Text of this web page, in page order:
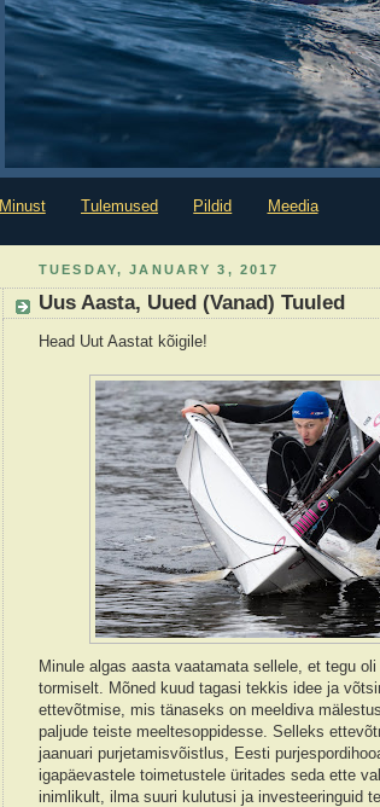
Minust Tulemused Pildid Meedia
TUESDAY, JANUARY 3, 2017
Uus Aasta, Uued (Vanad) Tuuled
Head Uut Aastat kõigile!
Minule algas aasta vaatamata sellele, et tegu
tormiselt. Mõned kuud tagasi tekkis idee ja
ettevõtmise, mis tänaseks on meeldiva
paljude teiste meeltesoppidesse. Selleks
jaanuari purjetamisvõistlus, Eesti
igapäevastele toimetustele üritades seda ette
inimlikult, ilma suuri kulutusi ja investeeringuid